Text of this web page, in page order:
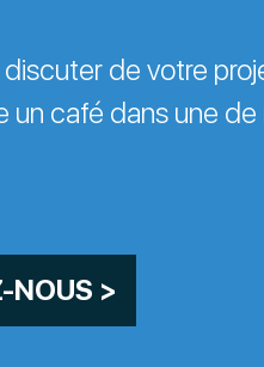
de votre
un café dans une
NOUS >